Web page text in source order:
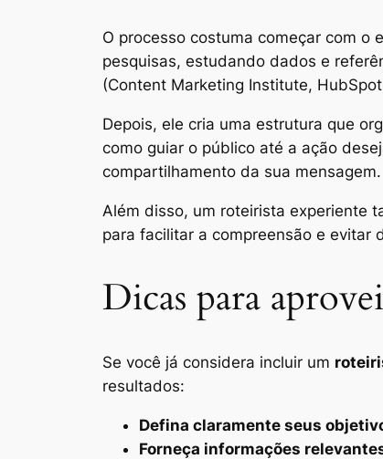
O processo costuma começar com o
pesquisas, estudando dados e
(Content Marketing Institute,
Depois, ele cria uma estrutura que
como guiar o público até a ação
compartilhamento da sua mensagem.
Além disso, um roteirista experiente
para facilitar a compreensão e evitar
Dicas para
Se você já considera incluir um
resultados:
Defina claramente seus
Forneça informações